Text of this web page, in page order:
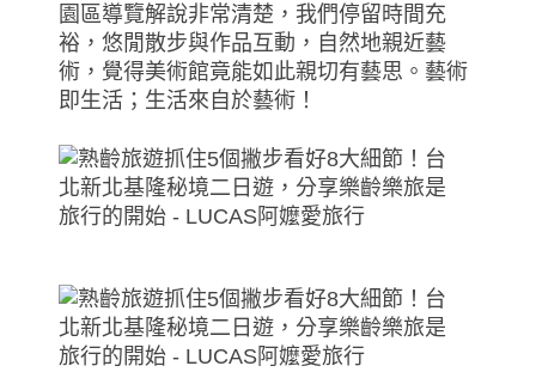
園區導覽解說非常清楚，我們停留時間充
裕，悠閒散步與作品互動，自然地親近藝
術，覺得美術館竟能如此親切有藝思。藝術
即生活；生活來自於藝術！